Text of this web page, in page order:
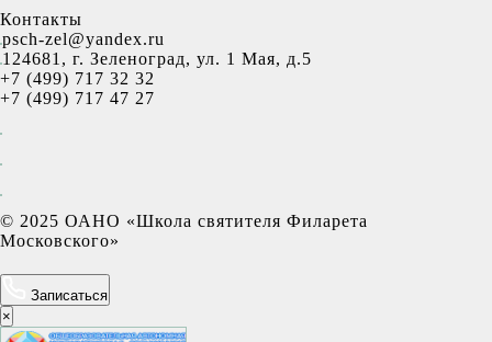
Контакты
psch-zel@yandex.ru
124681, г. Зеленоград, ул. 1 Мая, д.5
+7 (499) 717 32 32
+7 (499) 717 47 27
© 2025 ОАНО «Школа святителя Филарета
Московского»
Записаться
×